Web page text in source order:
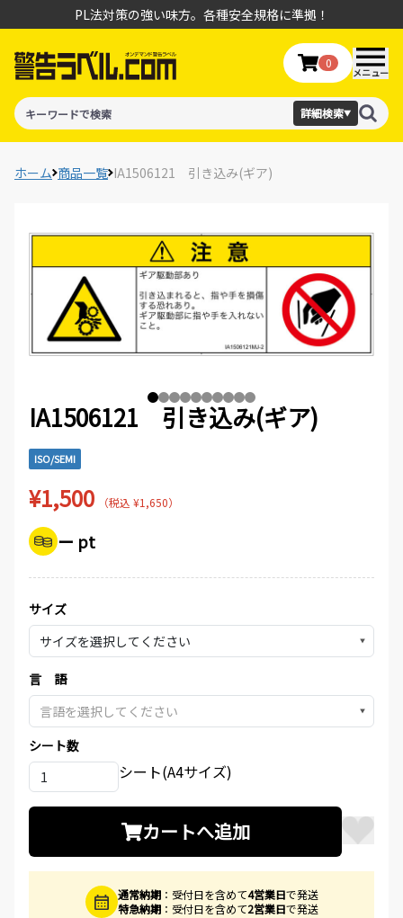
PL法対策の強い味方。各種安全規格に準拠！
詳細検索▼
0
メニュー
ホーム 商品一覧 IA1506121 引き込み(ギア)
IA1506121 引き込み(ギア)
ISO/SEMI
¥1,500 （税込 ¥1,650）
ー pt
サイズ
▼
言 語
▼
シート数
シート(A4サイズ)
カートへ追加
通常納期：受付日を含めて4営業日で発送
特急納期：受付日を含めて2営業日で発送